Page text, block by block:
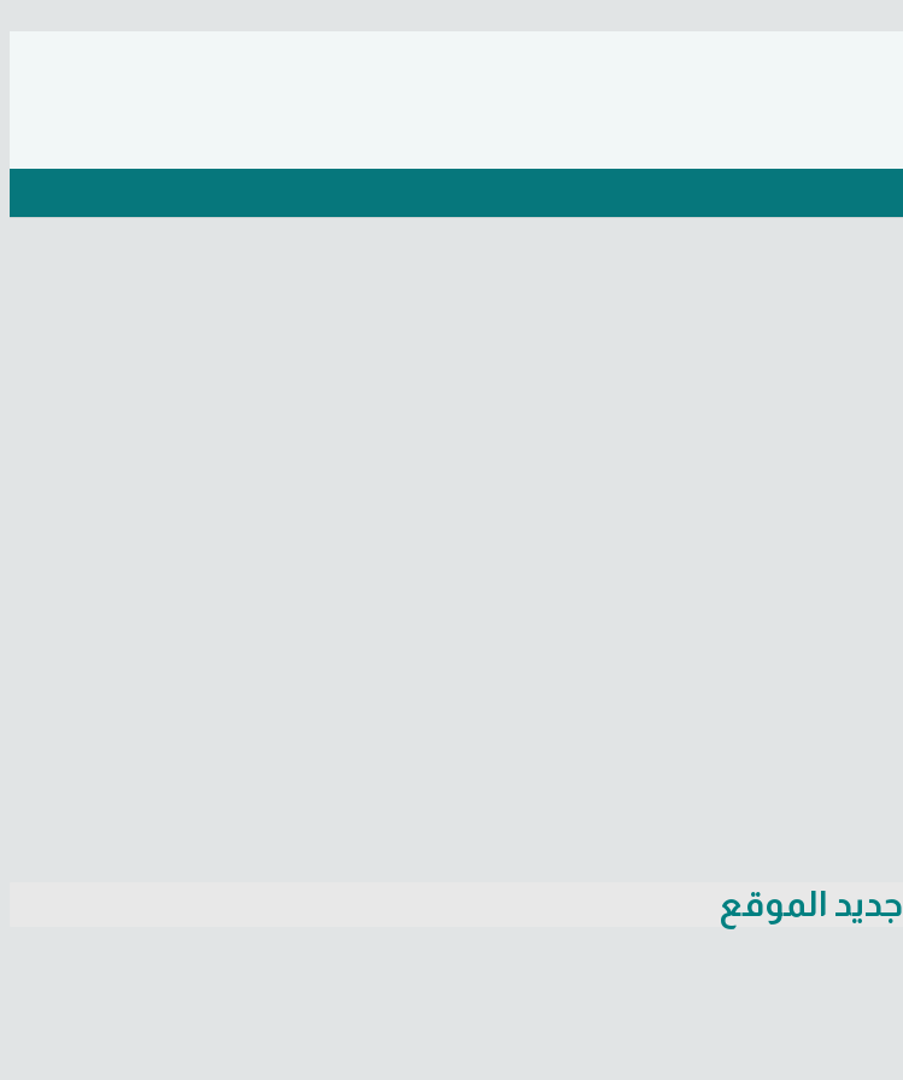
جديد الموقع